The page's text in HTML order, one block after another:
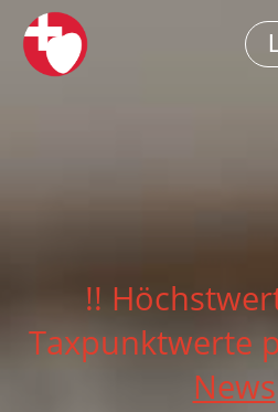
!!
Taxpunktwerte
News